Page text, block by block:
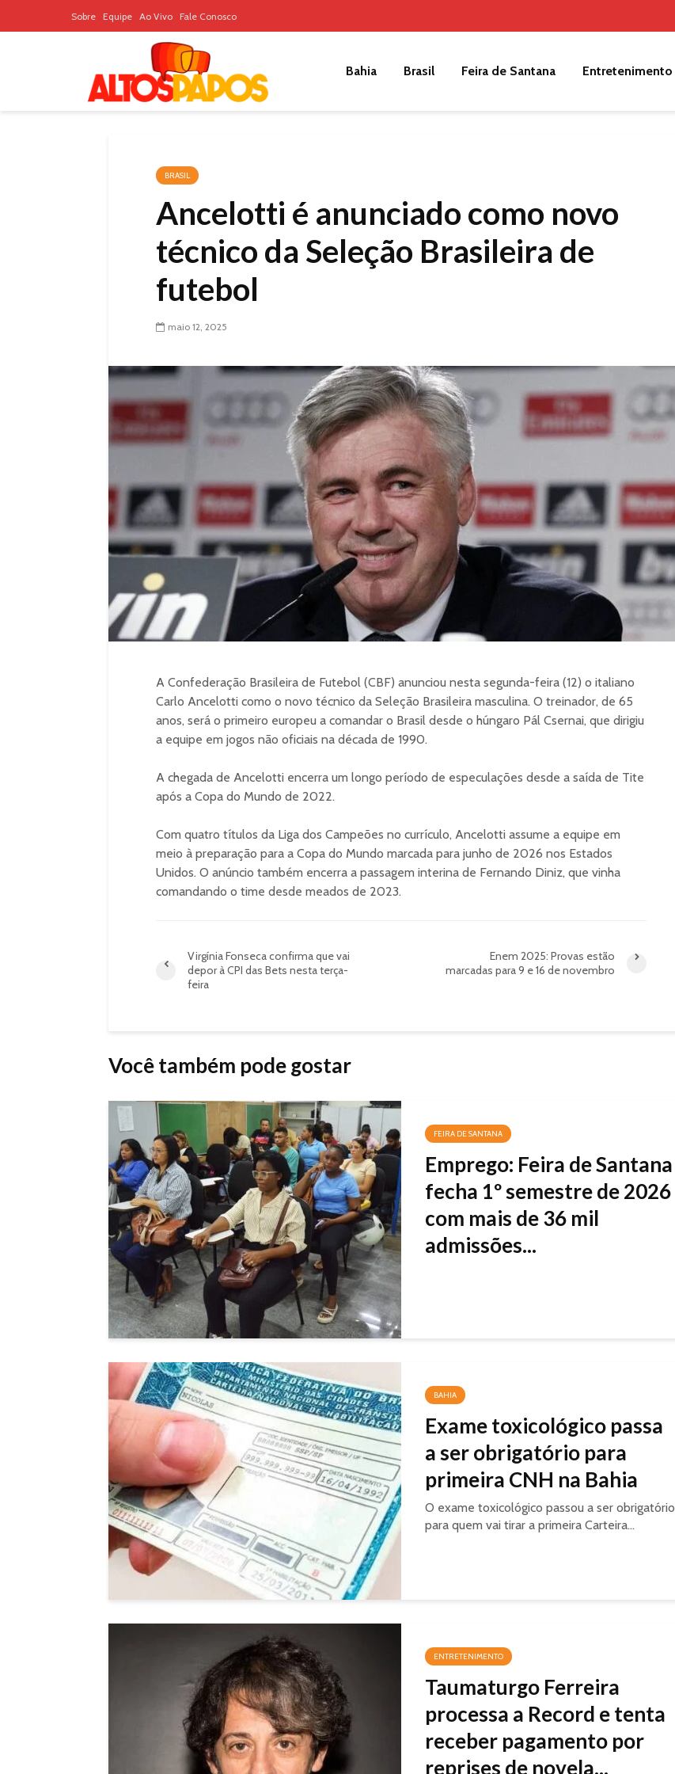
Sobre Equipe Ao Vivo Fale Conosco
Bahia Brasil Feira de Santana Entretenimento
BRASIL
Ancelotti é anunciado como novo
técnico da Seleção Brasileira de
futebol
maio 12, 2025
A Confederação Brasileira de Futebol (CBF) anunciou nesta segunda-feira (12) o italiano
Carlo Ancelotti como o novo técnico da Seleção Brasileira masculina. O treinador, de 65
anos, será o primeiro europeu a comandar o Brasil desde o húngaro Pál Csernai, que dirigiu
a equipe em jogos não oficiais na década de 1990.
A chegada de Ancelotti encerra um longo período de especulações desde a saída de Tite
após a Copa do Mundo de 2022.
Com quatro títulos da Liga dos Campeões no currículo, Ancelotti assume a equipe em
meio à preparação para a Copa do Mundo marcada para junho de 2026 nos Estados
Unidos. O anúncio também encerra a passagem interina de Fernando Diniz, que vinha
comandando o time desde meados de 2023.
Virgínia Fonseca confirma que vai
depor à CPI das Bets nesta terça-
feira
Enem 2025: Provas estão
marcadas para 9 e 16 de novembro
Você também pode gostar
FEIRA DE SANTANA
Emprego: Feira de Santana
fecha 1º semestre de 2026
com mais de 36 mil
admissões...
BAHIA
Exame toxicológico passa
a ser obrigatório para
primeira CNH na Bahia
O exame toxicológico passou a ser obrigatório
para quem vai tirar a primeira Carteira...
ENTRETENIMENTO
Taumaturgo Ferreira
processa a Record e tenta
receber pagamento por
reprises de novela...